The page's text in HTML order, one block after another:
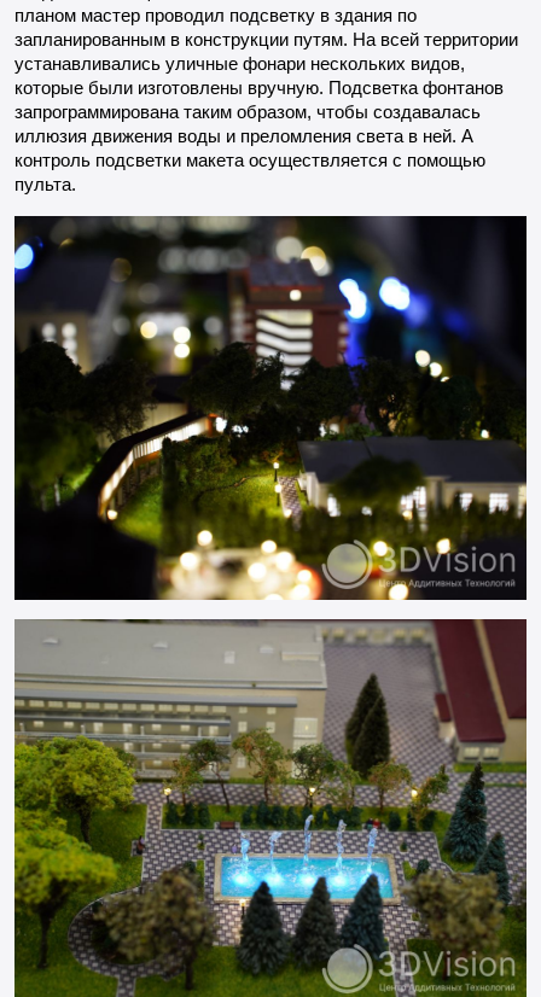
планом мастер проводил подсветку в здания по
запланированным в конструкции путям. На всей территории
устанавливались уличные фонари нескольких видов,
которые были изготовлены вручную. Подсветка фонтанов
запрограммирована таким образом, чтобы создавалась
иллюзия движения воды и преломления света в ней. А
контроль подсветки макета осуществляется с помощью
пульта.